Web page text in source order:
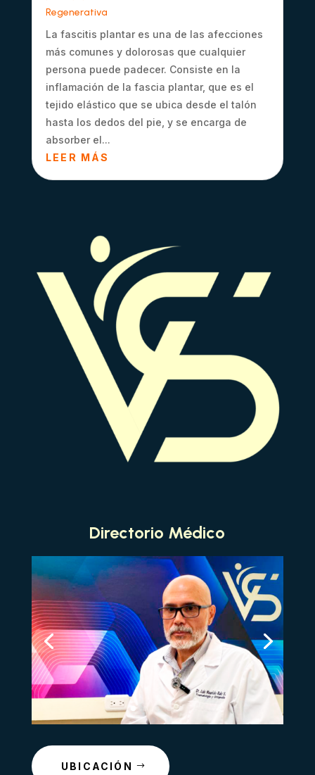
Regenerativa
La fascitis plantar es una de las afecciones
más comunes y dolorosas que cualquier
persona puede padecer. Consiste en la
inflamación de la fascia plantar, que es el
tejido elástico que se ubica desde el talón
hasta los dedos del pie, y se encarga de
absorber el...
LEER MÁS
Directorio Médico
UBICACIÓN